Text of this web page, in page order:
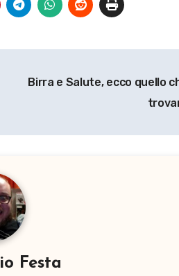
Birra e Salute, ecco quello
Festa